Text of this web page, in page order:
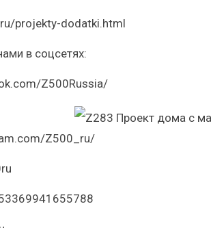
projekty-dodatki.html
в соцсетях:
Z500Russia/
Z500_ru/